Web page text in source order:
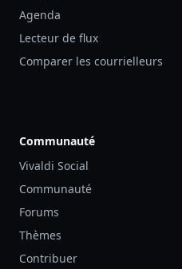
Agenda
Lecteur de flux
Comparer les courrielleurs
Communauté
Vivaldi Social
Communauté
Forums
Thèmes
Contribuer